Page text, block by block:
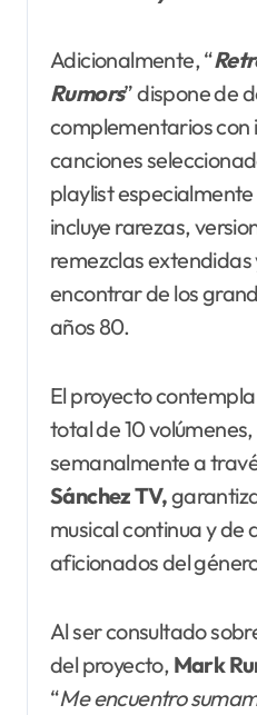
Adicionalmente, “
Rumors” dispone de
complementarios con
canciones
playlist
incluye rarezas,
remezclas extendidas
encontrar de los
años 80.
El proyecto
total de 10
semanalmente a
Sánchez TV,
musical continua y de
aficionados del
Al ser consultado
del proyecto, Mark
“Me encuentro